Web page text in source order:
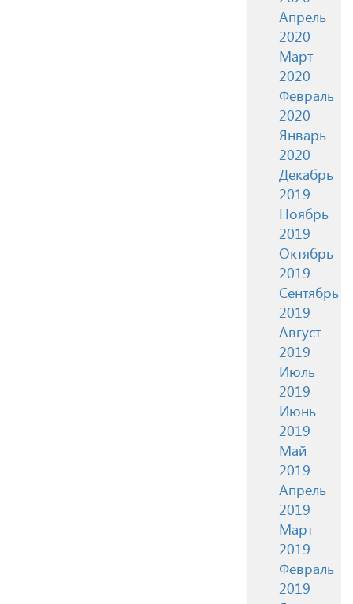
Апрель
2020
Март
2020
Февраль
2020
Январь
2020
Декабрь
2019
Ноябрь
2019
Октябрь
2019
Сентябрь
2019
Август
2019
Июль
2019
Июнь
2019
Май
2019
Апрель
2019
Март
2019
Февраль
2019